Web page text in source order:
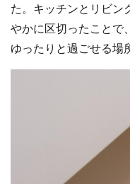
た。キッチンとリビン
やかに区切ったことで
ゆったりと過ごせる場